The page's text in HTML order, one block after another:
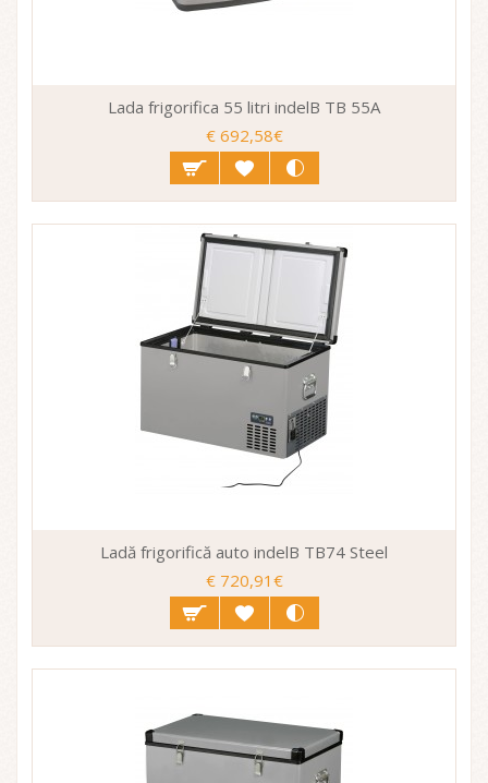
Lada frigorifica 55 litri indelB TB 55A
€ 692,58€
Ladă frigorifică auto indelB TB74 Steel
€ 720,91€